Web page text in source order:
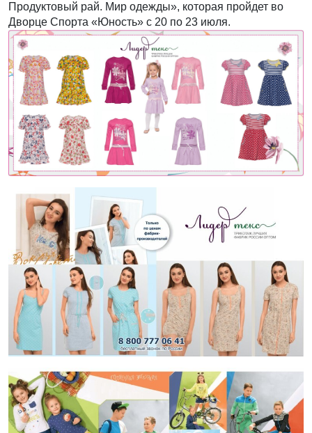
Продуктовый рай. Мир одежды», которая пройдет во
Дворце Спорта «Юность» с 20 по 23 июля.